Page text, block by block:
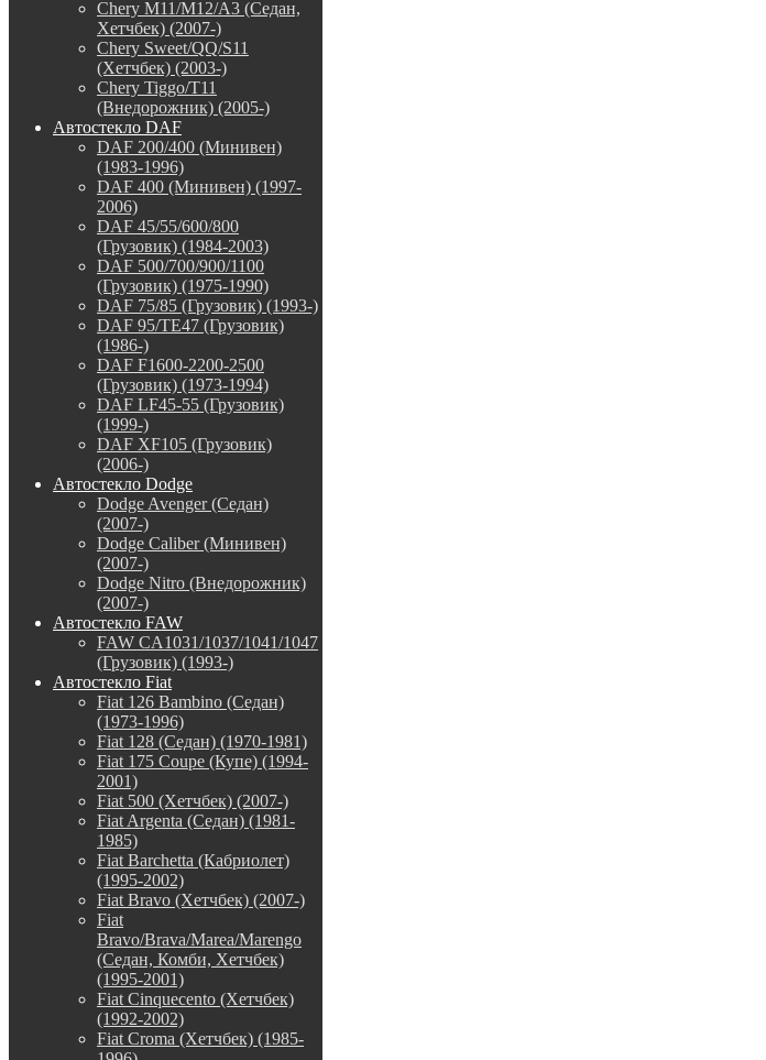
Chery M11/M12/A3 (Седан,
Хетчбек) (2007-)
Chery Sweet/QQ/S11
(Хетчбек) (2003-)
Chery Tiggo/T11
(Внедорожник) (2005-)
Автостекло DAF
DAF 200/400 (Минивен)
(1983-1996)
DAF 400 (Минивен) (1997-
2006)
DAF 45/55/600/800
(Грузовик) (1984-2003)
DAF 500/700/900/1100
(Грузовик) (1975-1990)
DAF 75/85 (Грузовик) (1993-)
DAF 95/TE47 (Грузовик)
(1986-)
DAF F1600-2200-2500
(Грузовик) (1973-1994)
DAF LF45-55 (Грузовик)
(1999-)
DAF XF105 (Грузовик)
(2006-)
Автостекло Dodge
Dodge Avenger (Седан)
(2007-)
Dodge Caliber (Минивен)
(2007-)
Dodge Nitro (Внедорожник)
(2007-)
Автостекло FAW
FAW CA1031/1037/1041/1047
(Грузовик) (1993-)
Автостекло Fiat
Fiat 126 Bambino (Седан)
(1973-1996)
Fiat 128 (Седан) (1970-1981)
Fiat 175 Coupe (Купе) (1994-
2001)
Fiat 500 (Хетчбек) (2007-)
Fiat Argenta (Седан) (1981-
1985)
Fiat Barchetta (Кабриолет)
(1995-2002)
Fiat Bravo (Хетчбек) (2007-)
Fiat
Bravo/Brava/Marea/Marengo
(Седан, Комби, Хетчбек)
(1995-2001)
Fiat Cinquecento (Хетчбек)
(1992-2002)
Fiat Croma (Хетчбек) (1985-